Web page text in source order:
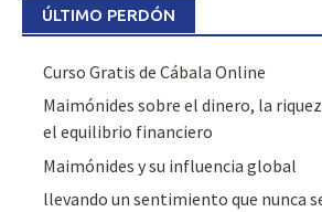
ÚLTIMO PERDÓN
Curso Gratis de Cábala Online
Maimónides sobre el dinero, la
el equilibrio financiero
Maimónides y su influencia global
llevando un sentimiento que nunca